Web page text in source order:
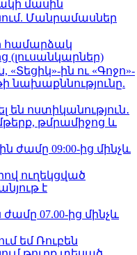
մասին
Մանրամասներ
համարձակ
(լուսանկարներ)
«Տեցիկ»-ին ու «Գոջո»-
նախաքննությունը.
ոստիկանություն․
թմրամիջոց և
ժամը 09:00-ից մինչև
ուղեկցված
է
ժամը 07.00-ից մինչև
եմ Ռուբեն